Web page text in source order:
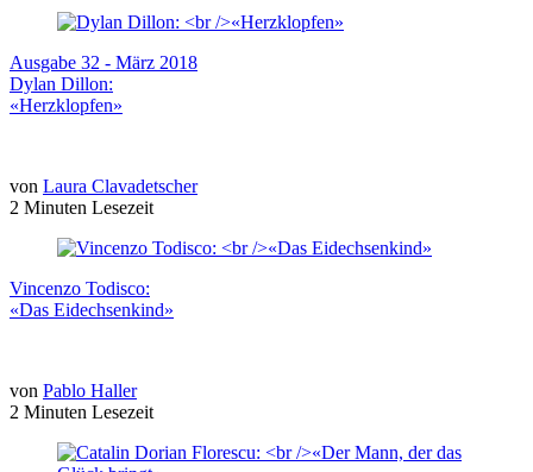
Ausgabe 32 - März 2018
Dylan Dillon:
«Herzklopfen»
von Laura Clavadetscher
2 Minuten Lesezeit
Vincenzo Todisco:
«Das Eidechsenkind»
von Pablo Haller
2 Minuten Lesezeit